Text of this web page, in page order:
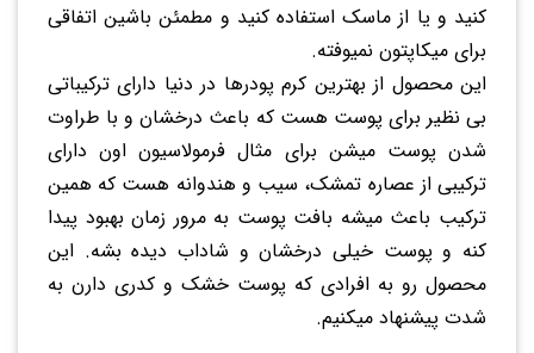
کنید و یا از ماسک استفاده کنید و مطمئن باشین اتفاقی
برای میکاپتون نمیوفته.
این محصول از بهترین کرم پودرها در دنیا دارای ترکیباتی
بی نظیر برای پوست هست که باعث درخشان و با طراوت
شدن پوست میشن برای مثال فرمولاسیون اون دارای
ترکیبی از عصاره تمشک، سیب و هندوانه هست که همین
ترکیب باعث میشه بافت پوست به مرور زمان بهبود پیدا
کنه و پوست خیلی درخشان و شاداب دیده بشه. این
محصول رو به افرادی که پوست خشک و کدری دارن به
شدت پیشنهاد میکنیم.